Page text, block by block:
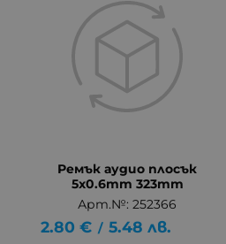
Ремък аудио плосък
5x0.6mm 323mm
Арт.№: 252366
2.80 € / 5.48 лв.